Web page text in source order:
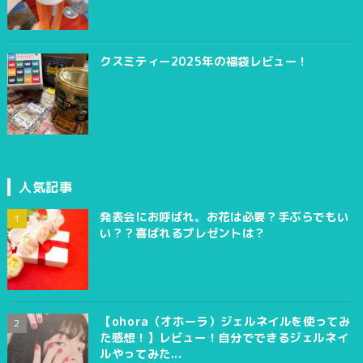
クスミティー2025年の福袋レビュー！
人気記事
発表会にお呼ばれ。お花は必要？手ぶらでもい
い？？喜ばれるプレゼントは？
【ohora（オホーラ）ジェルネイルを使ってみ
た感想！】レビュー！自分でできるジェルネイ
ルやってみた...